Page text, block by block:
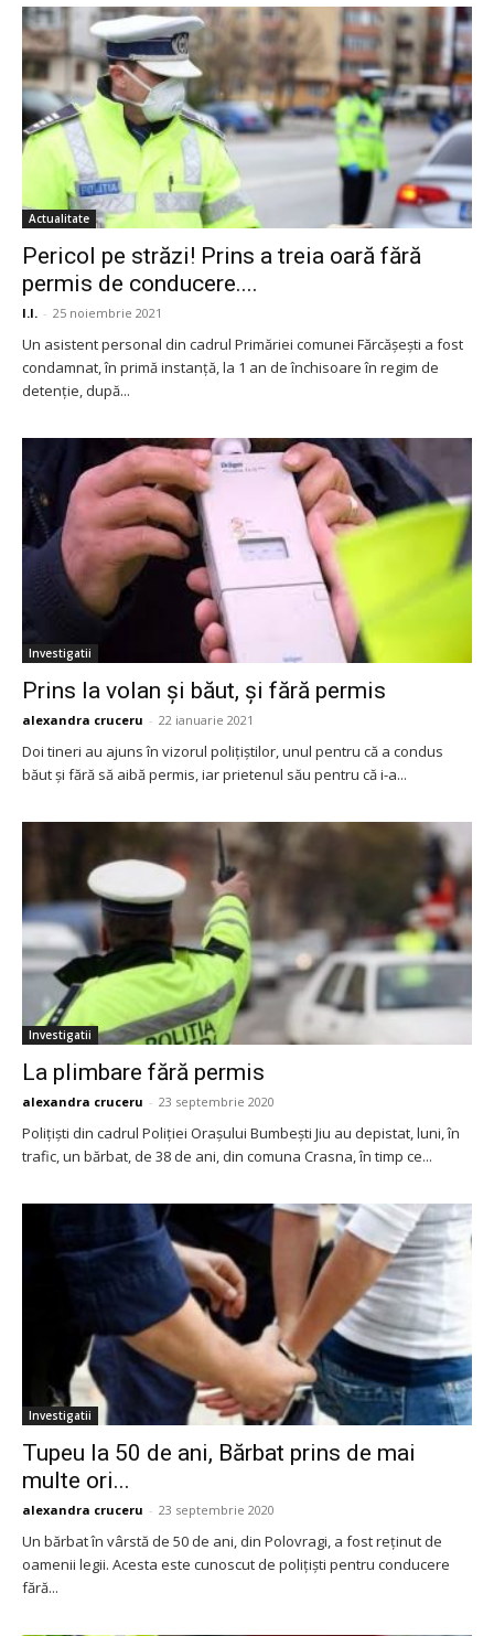
Actualitate
Pericol pe străzi! Prins a treia oară fără
permis de conducere....
I.I. - 25 noiembrie 2021
Un asistent personal din cadrul Primăriei comunei Fărcășești a fost
condamnat, în primă instanță, la 1 an de închisoare în regim de
detenție, după...
Investigatii
Prins la volan și băut, și fără permis
alexandra cruceru - 22 ianuarie 2021
Doi tineri au ajuns în vizorul polițiștilor, unul pentru că a condus
băut și fără să aibă permis, iar prietenul său pentru că i-a...
Investigatii
La plimbare fără permis
alexandra cruceru - 23 septembrie 2020
Polițiști din cadrul Poliției Orașului Bumbești Jiu au depistat, luni, în
trafic, un bărbat, de 38 de ani, din comuna Crasna, în timp ce...
Investigatii
Tupeu la 50 de ani, Bărbat prins de mai
multe ori...
alexandra cruceru - 23 septembrie 2020
Un bărbat în vârstă de 50 de ani, din Polovragi, a fost reținut de
oamenii legii. Acesta este cunoscut de polițiști pentru conducere
fără...